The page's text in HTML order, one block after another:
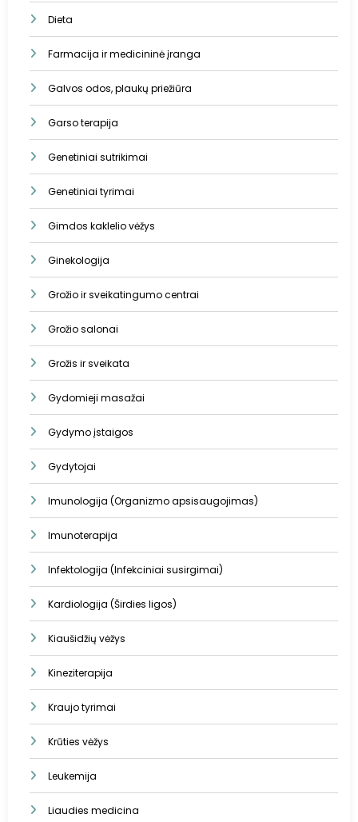
Dieta
Farmacija ir medicininė įranga
Galvos odos, plaukų priežiūra
Garso terapija
Genetiniai sutrikimai
Genetiniai tyrimai
Gimdos kaklelio vėžys
Ginekologija
Grožio ir sveikatingumo centrai
Grožio salonai
Grožis ir sveikata
Gydomieji masažai
Gydymo įstaigos
Gydytojai
Imunologija (Organizmo apsisaugojimas)
Imunoterapija
Infektologija (Infekciniai susirgimai)
Kardiologija (Širdies ligos)
Kiaušidžių vėžys
Kineziterapija
Kraujo tyrimai
Krūties vėžys
Leukemija
Liaudies medicina